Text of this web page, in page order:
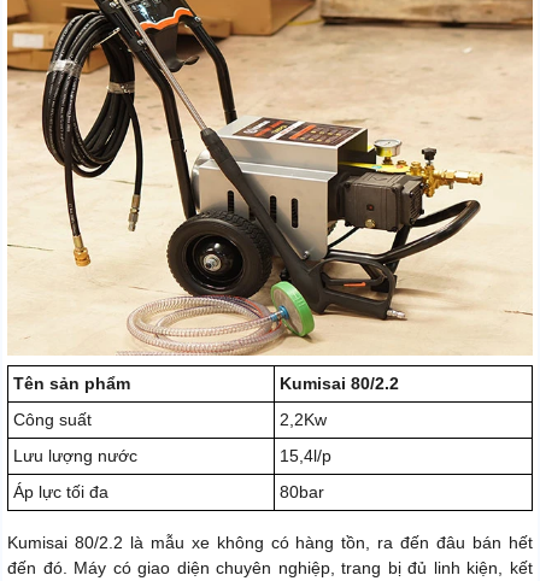
Tên sản phẩm
Kumisai 80/2.2
Công suất
2,2Kw
Lưu lượng nước
15,4l/p
Áp lực tối đa
80bar
Kumisai 80/2.2 là mẫu xe không có hàng tồn, ra đến đâu bán hết
đến đó. Máy có giao diện chuyên nghiệp, trang bị đủ linh kiện, kết